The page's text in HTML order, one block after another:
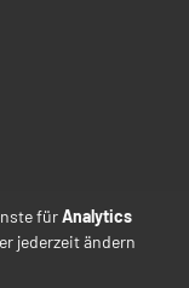
fürAnalytics
jederzeit ändern